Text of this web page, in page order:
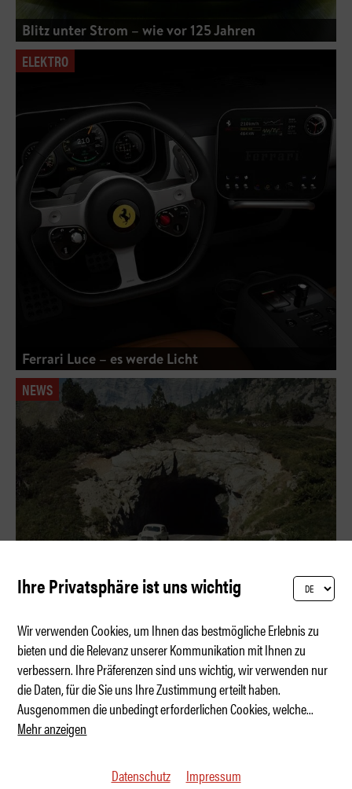
Blitz unter Strom – wie vor 125 Jahren
ELEKTRO
Ferrari Luce – es werde Licht
NEWS
Der Sonntagsausflug im Rückspiegel
Ihre Privatsphäre ist uns wichtig
Wir verwenden Cookies, um Ihnen das bestmögliche Erlebnis zu
bieten und die Relevanz unserer Kommunikation mit Ihnen zu
verbessern. Ihre Präferenzen sind uns wichtig, wir verwenden nur
die Daten, für die Sie uns Ihre Zustimmung erteilt haben.
Ausgenommen die unbedingt erforderlichen Cookies, welche...
Mehr anzeigen
Datenschutz Impressum